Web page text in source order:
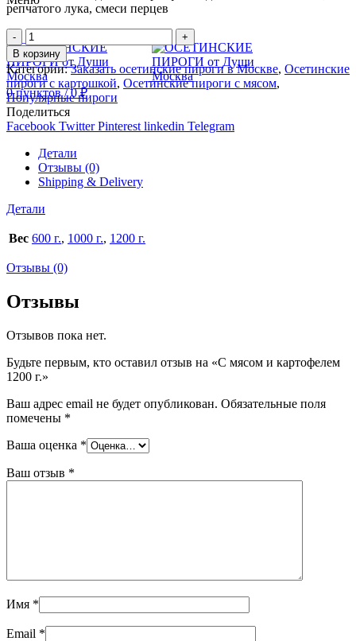
0пунктов / 0₽
репчатого лука, смеси перцев
Количество
В корзину
Категории:Заказать осетинские пироги в Москве, Осетинские
пироги с картошкой, Осетинские пироги с мясом,
Популярные пироги
Поделиться
Facebook Twitter Pinterest linkedin Telegram
Детали
Отзывы (0)
Shipping & Delivery
Детали
Вес 600 г., 1000 г., 1200 г.
Отзывы (0)
Отзывы
Отзывов пока нет.
Будьте первым, кто оставил отзыв на «С мясом и картофелем
1200 г.»
Ваш адрес email не будет опубликован. Обязательные поля
помечены *
Ваша оценка *
Ваш отзыв *
Имя *
Email *